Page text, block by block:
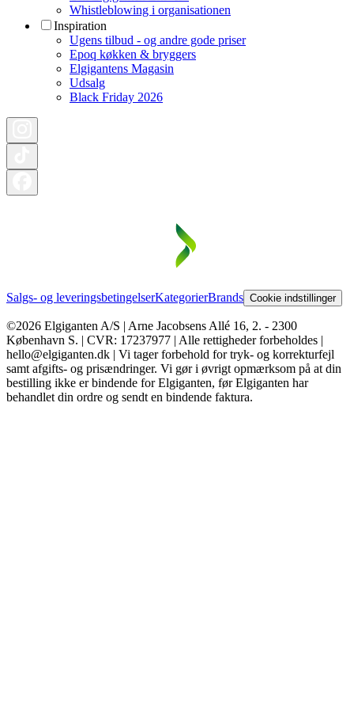
Whistleblowing i organisationen
Inspiration
Ugens tilbud - og andre gode priser
Epoq køkken & bryggers
Elgigantens Magasin
Udsalg
Black Friday 2026
Salgs- og leveringsbetingelserKategorierBrands Cookie indstillinger
©2026 Elgiganten A/S | Arne Jacobsens Allé 16, 2. - 2300
København S. | CVR: 17237977 | Alle rettigheder forbeholdes |
hello@elgiganten.dk | Vi tager forbehold for tryk- og korrekturfejl
samt afgifts- og prisændringer. Vi gør i øvrigt opmærksom på at din
bestilling ikke er bindende for Elgiganten, før Elgiganten har
behandlet din ordre og sendt en bindende faktura.